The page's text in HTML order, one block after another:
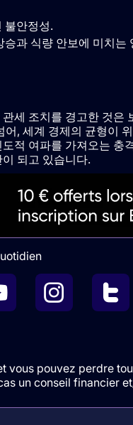
불안정성.
승과 식량 안보에 미치는
세 조치를 경고한 것은
어, 세계 경제의 균형이
적 여파를 가져오는 충
되고 있습니다.
vous pouvez perdre
un conseil financier